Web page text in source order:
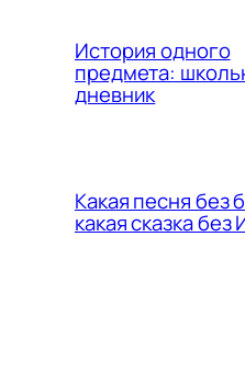
История одного
предмета:
дневник
Какая песня без
какая сказка без